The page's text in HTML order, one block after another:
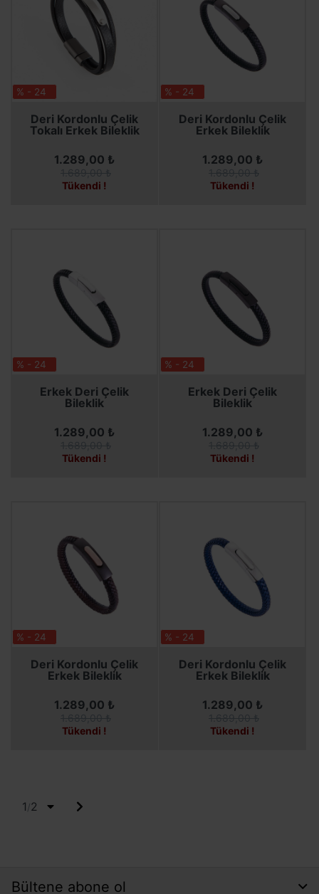
% - 24
Deri Kordonlu Çelik
Tokalı Erkek Bileklik
SEPETE EKLE
1.289,00 ₺
Tükendi !
% - 24
Deri Kordonlu Çelik
Erkek Bileklik
SEPETE EKLE
1.289,00 ₺
Tükendi !
% - 24
Erkek Deri Çelik
Bileklik
SEPETE EKLE
1.289,00 ₺
Tükendi !
% - 24
Erkek Deri Çelik
Bileklik
SEPETE EKLE
1.289,00 ₺
Tükendi !
% - 24
Deri Kordonlu Çelik
Erkek Bileklik
SEPETE EKLE
1.289,00 ₺
Tükendi !
% - 24
Deri Kordonlu Çelik
Erkek Bileklik
SEPETE EKLE
1.289,00 ₺
Tükendi !
1/2
Bültene abone ol